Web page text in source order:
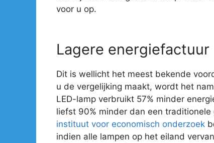
voor u op.
Lagere energiefactuur
Dit is wellicht het meest bekende
u de vergelijking maakt, wordt het
LED-lamp verbruikt 57% minder
liefst 90% minder dan een traditionele
instituut voor economisch onderzoek
indien alle lampen op het eiland